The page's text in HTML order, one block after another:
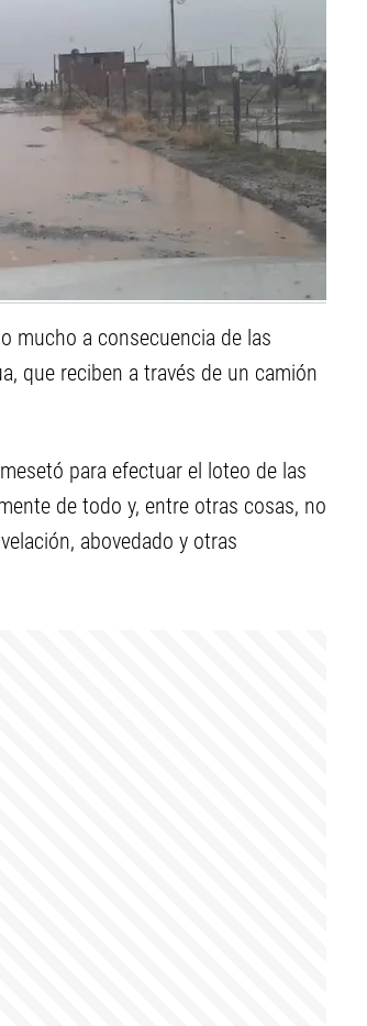
mucho a consecuencia de las
que reciben a través de un camión
para efectuar el loteo de las
de todo y, entre otras cosas, no
abovedado y otras